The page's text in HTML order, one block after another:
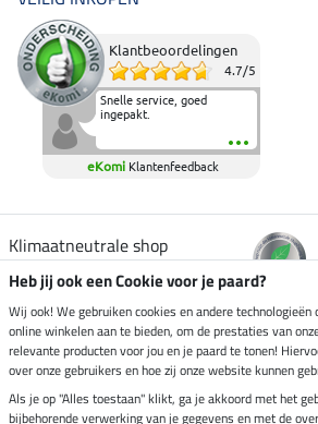
Klantbeoordelingen
4.7/5
Snelle service, goed
ingepakt.
eKomi Klantenfeedback
Klimaatneutrale shop
Verzending per
Veilig betalen met
Heb jij ook een Cookie voor je paard?
Wij ook! We gebruiken cookies en andere
online winkelen aan te bieden, om de prestaties van
relevante producten voor jou en je paard te tonen!
over onze gebruikers en hoe zij onze website kunnen
Als je op "Alles toestaan" klikt, ga je akkoord met het
bijbehorende verwerking van je gegevens en met de